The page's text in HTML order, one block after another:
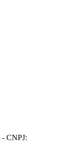
- CNPJ: